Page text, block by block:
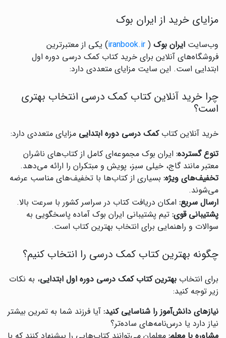
مزایای خرید از ایران بوک
وب‌سایت ایران بوک (
iranbook.ir) یکی از معتبرترین
فروشگاه‌های آنلاین برای خرید کتاب کمک درسی دوره اول
ابتدایی است. این سایت مزایای متعددی دارد:
چرا خرید آنلاین کتاب کمک درسی انتخاب بهتری
است؟
خرید آنلاین کتابکمک درسی دوره ابتدایی مزایای متعددی دارد:
تنوع گسترده: ایران بوک مجموعه‌ای کامل از کتاب‌های ناشران
معتبر مانند گاج، خیلی سبز، پویش و مبتکران را ارائه می‌دهد.
تخفیف‌های ویژه: بسیاری از کتاب‌ها با تخفیف‌های مناسب عرضه
می‌شوند.
ارسال سریع: امکان دریافت کتاب در سراسر کشور با سرعت بالا.
پشتیبانی قوی: تیم پشتیبانی ایران بوک آماده پاسخگویی به
سوالات و راهنمایی برای انتخاب بهترین کتاب است.
چگونه بهترین کتاب کمک درسی را انتخاب کنیم؟
برای انتخاب بهترین کتاب کمک درسی دوره اول ابتدایی، به نکات
زیر توجه کنید:
نیازهای دانش‌آموز را شناسایی کنید: آیا فرزند شما به تمرین بیشتر
نیاز دارد یا درس‌نامه‌های ساده‌تر؟
مشاوره با معلم: معلمان می‌توانند کتاب‌هایی را پیشنهاد کنند که با